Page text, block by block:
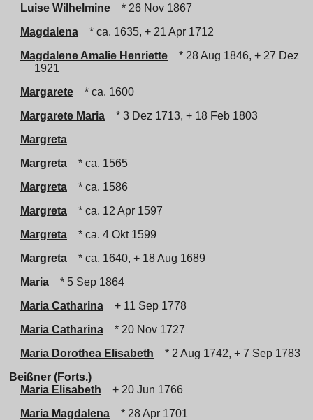
Luise Wilhelmine
* 26 Nov 1867
Magdalena
* ca. 1635, + 21 Apr 1712
Magdalene Amalie Henriette
* 28 Aug 1846, + 27 Dez
1921
Margarete
* ca. 1600
Margarete Maria
* 3 Dez 1713, + 18 Feb 1803
Margreta
Margreta
* ca. 1565
Margreta
* ca. 1586
Margreta
* ca. 12 Apr 1597
Margreta
* ca. 4 Okt 1599
Margreta
* ca. 1640, + 18 Aug 1689
Maria
* 5 Sep 1864
Maria Catharina
+ 11 Sep 1778
Maria Catharina
* 20 Nov 1727
Maria Dorothea Elisabeth
* 2 Aug 1742, + 7 Sep 1783
Beißner (Forts.)
Maria Elisabeth
+ 20 Jun 1766
Maria Magdalena
* 28 Apr 1701